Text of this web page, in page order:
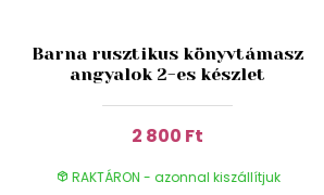
Barna rusztikus könyvtámasz
angyalok 2-es készlet
2 800 Ft
RAKTÁRON - azonnal kiszállítjuk